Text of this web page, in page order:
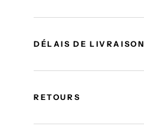
DÉLAIS DE LIVRAISON
RETOURS